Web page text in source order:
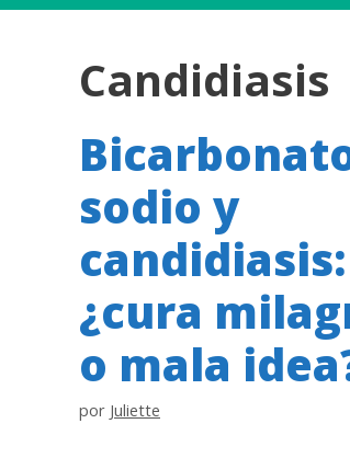
Candidiasis
sodio y
candidiasis:
¿cura
o mala
por Juliette